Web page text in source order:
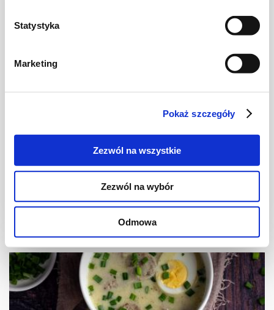
Statystyka
Marketing
Pokaż szczegóły
Zezwól na wszystkie
Zezwól na wybór
Odmowa